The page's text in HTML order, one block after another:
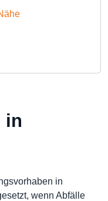
in
in
wenn Abfälle